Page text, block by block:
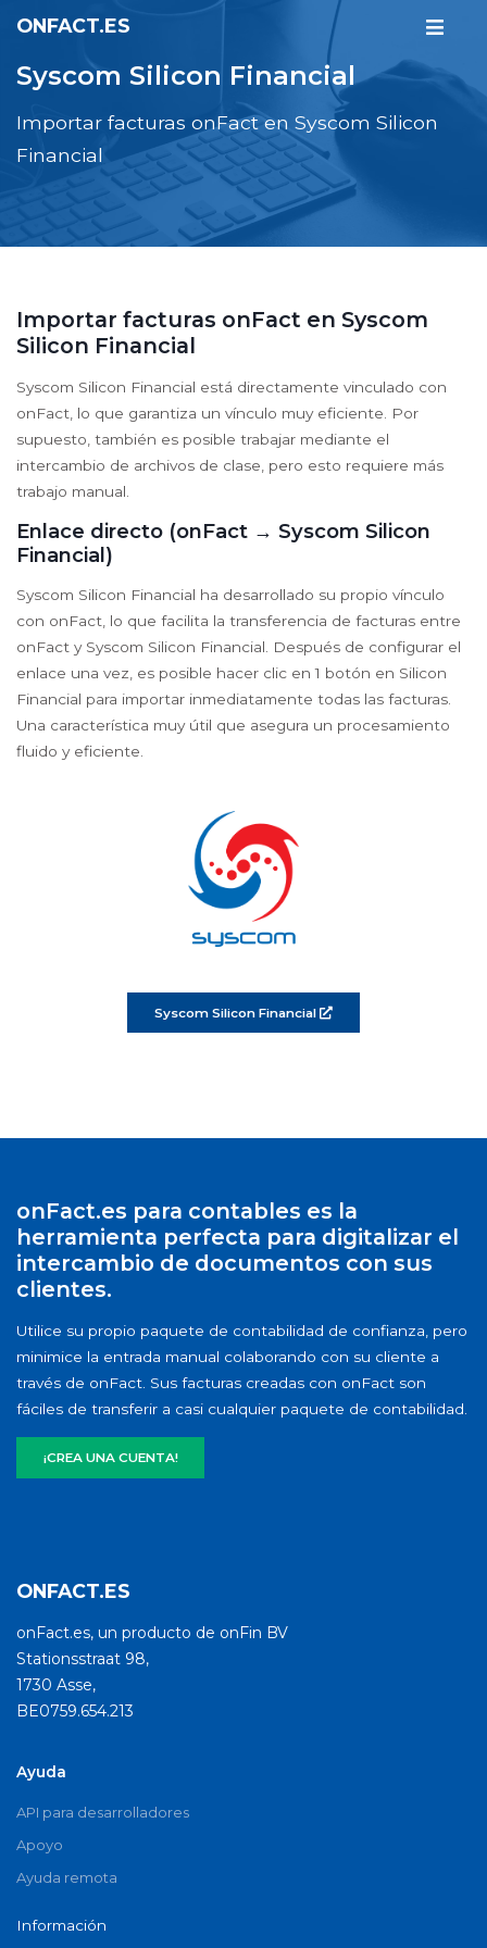
ONFACT.ES
Syscom Silicon Financial
Importar facturas onFact en Syscom Silicon
Financial
Importar facturas onFact en Syscom
Silicon Financial
Syscom Silicon Financial está directamente vinculado con
onFact, lo que garantiza un vínculo muy eficiente. Por
supuesto, también es posible trabajar mediante el
intercambio de archivos de clase, pero esto requiere más
trabajo manual.
Enlace directo (onFact → Syscom Silicon
Financial)
Syscom Silicon Financial ha desarrollado su propio vínculo
con onFact, lo que facilita la transferencia de facturas entre
onFact y Syscom Silicon Financial. Después de configurar el
enlace una vez, es posible hacer clic en 1 botón en Silicon
Financial para importar inmediatamente todas las facturas.
Una característica muy útil que asegura un procesamiento
fluido y eficiente.
Syscom Silicon Financial
onFact.es para contables es la
herramienta perfecta para digitalizar el
intercambio de documentos con sus
clientes.
Utilice su propio paquete de contabilidad de confianza, pero
minimice la entrada manual colaborando con su cliente a
través de onFact. Sus facturas creadas con onFact son
fáciles de transferir a casi cualquier paquete de contabilidad.
¡CREA UNA CUENTA!
ONFACT.ES
onFact.es, un producto de onFin BV
Stationsstraat 98,
1730 Asse,
BE0759.654.213
Ayuda
API para desarrolladores
Apoyo
Ayuda remota
Información